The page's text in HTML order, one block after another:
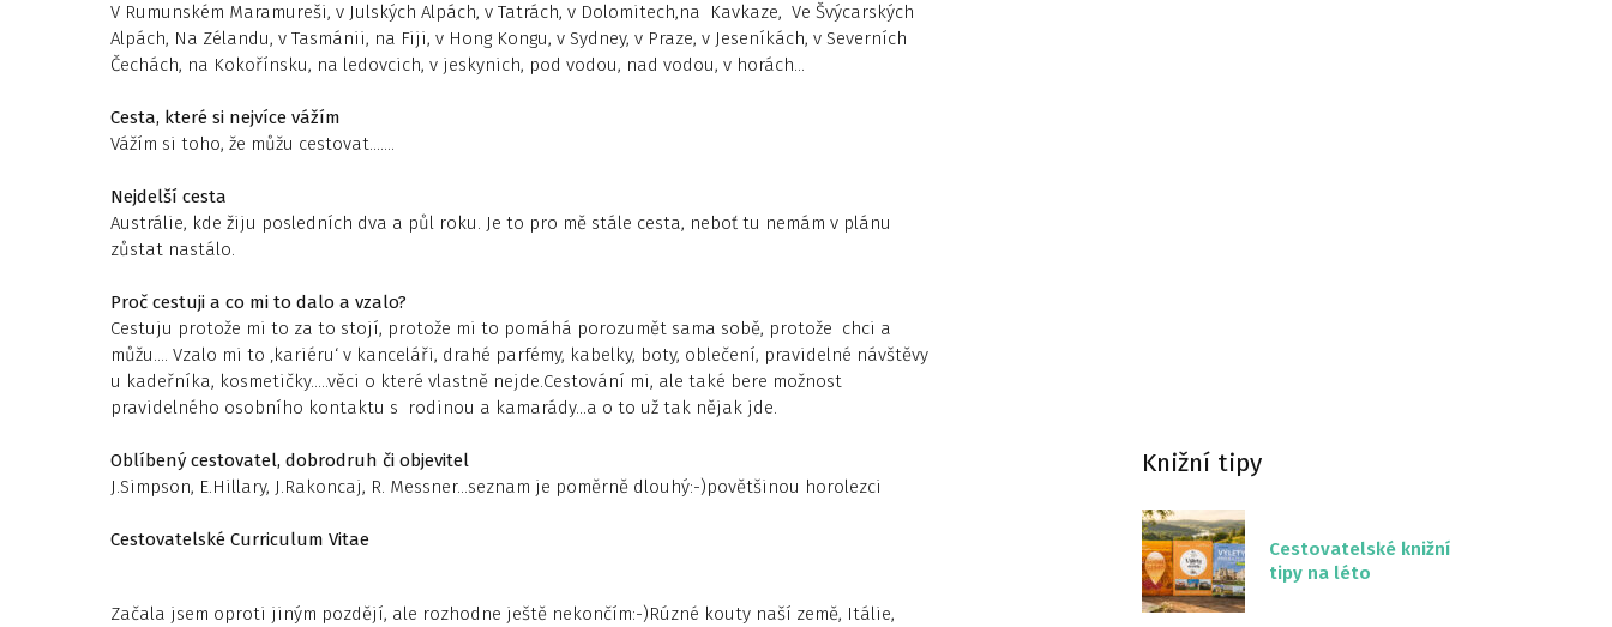
V Rumunském Maramureši, v Julských Alpách, v Tatrách, v Dolomitech,na Kavkaze, Ve Švýcarských
Alpách, Na Zélandu, v Tasmánii, na Fiji, v Hong Kongu, v Sydney, v Praze, v Jeseníkách, v Severních
Čechách, na Kokořínsku, na ledovcich, v jeskynich, pod vodou, nad vodou, v horách…
Cesta, které si nejvíce vážím
Vážím si toho, že můžu cestovat…….
Nejdelší cesta
Austrálie, kde žiju posledních dva a půl roku. Je to pro mě stále cesta, neboť tu nemám v plánu
zůstat nastálo.
Proč cestuji a co mi to dalo a vzalo?
Cestuju protože mi to za to stojí, protože mi to pomáhá porozumět sama sobě, protože chci a
můžu…. Vzalo mi to ‚kariéru‘ v kanceláři, drahé parfémy, kabelky, boty, oblečení, pravidelné návštěvy
u kadeřníka, kosmetičky…..věci o které vlastně nejde.Cestování mi, ale také bere možnost
pravidelného osobního kontaktu s rodinou a kamarády…a o to už tak nějak jde.
Oblíbený cestovatel, dobrodruh či objevitel
J.Simpson, E.Hillary, J.Rakoncaj, R. Messner…seznam je poměrně dlouhý:-)povětšinou horolezci
Cestovatelské Curriculum Vitae
Začala jsem oproti jiným pozdějí, ale rozhodne ještě nekončím:-)Rúzné kouty naší země, Itálie,
Knižní tipy
Cestovatelské knižní
tipy na léto